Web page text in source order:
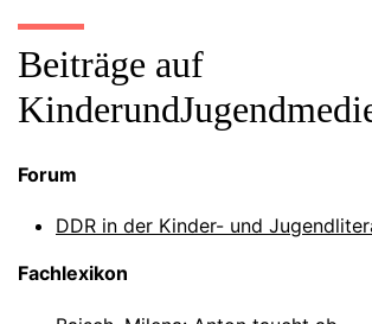
Beiträge auf
Forum
DDR in der Kinder- und
Fachlexikon